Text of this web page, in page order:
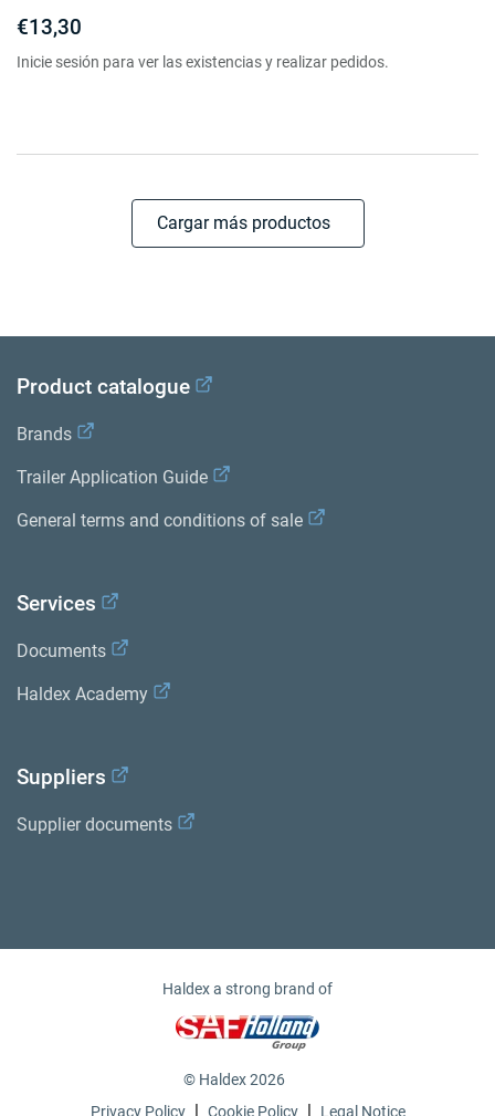
€13,30
Inicie sesión para ver las existencias y realizar pedidos.
Cargar más productos
Product catalogue
Brands
Trailer Application Guide
General terms and conditions of sale
Services
Documents
Haldex Academy
Suppliers
Supplier documents
Haldex a strong brand of
© Haldex 2026
Privacy Policy | Cookie Policy | Legal Notice